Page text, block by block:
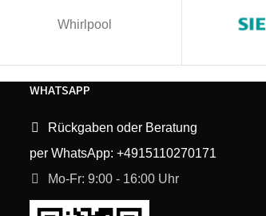
Whirlpool
WHATSAPP
Rückgaben oder Beratung
per WhatsApp: +4915110270171
Mo-Fr: 9:00 - 16:00 Uhr